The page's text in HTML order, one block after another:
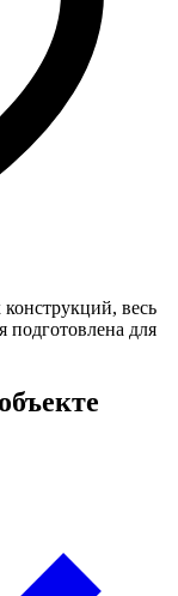
весь
подготовлена для